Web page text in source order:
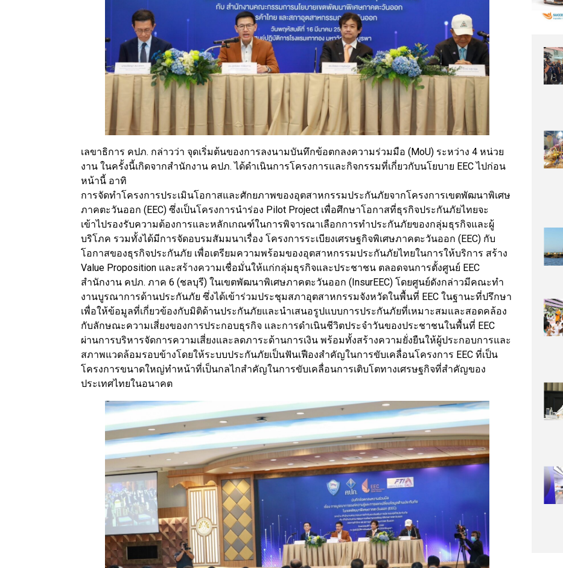
เลขาธิการ คปภ. กล่าวว่า จุดเริ่มต้นของการลงนามบันทึกข้อตกลงความร่วมมือ (MoU) ระหว่าง 4 หน่วย
งาน ในครั้งนี้เกิดจากสำนักงาน คปภ. ได้ดำเนินการโครงการและกิจกรรมที่เกี่ยวกับนโยบาย EEC ไปก่อน
หน้านี้ อาทิ
การจัดทำโครงการประเมินโอกาสและศักยภาพของอุตสาหกรรมประกันภัยจากโครงการเขตพัฒนาพิเศษ
ภาคตะวันออก (EEC) ซึ่งเป็นโครงการนำร่อง Pilot Project เพื่อศึกษาโอกาสที่ธุรกิจประกันภัยไทยจะ
เข้าไปรองรับความต้องการและหลักเกณฑ์ในการพิจารณาเลือกการทำประกันภัยของกลุ่มธุรกิจและผู้
บริโภค รวมทั้งได้มีการจัดอบรมสัมมนาเรื่อง โครงการระเบียงเศรษฐกิจพิเศษภาคตะวันออก (EEC) กับ
โอกาสของธุรกิจประกันภัย เพื่อเตรียมความพร้อมของอุตสาหกรรมประกันภัยไทยในการให้บริการ สร้าง
Value Proposition และสร้างความเชื่อมั่นให้แก่กลุ่มธุรกิจและประชาชน ตลอดจนการตั้งศูนย์ EEC
สำนักงาน คปภ. ภาค 6 (ชลบุรี) ในเขตพัฒนาพิเศษภาคตะวันออก (InsurEEC) โดยศูนย์ดังกล่าวมีคณะทำ
งานบูรณาการด้านประกันภัย ซึ่งได้เข้าร่วมประชุมสภาอุตสาหกรรมจังหวัดในพื้นที่ EEC ในฐานะที่ปรึกษา
เพื่อให้ข้อมูลที่เกี่ยวข้องกับมิติด้านประกันภัยและนำเสนอรูปแบบการประกันภัยที่เหมาะสมและสอดคล้อง
กับลักษณะความเสี่ยงของการประกอบธุรกิจ และการดำเนินชีวิตประจำวันของประชาชนในพื้นที่ EEC
ผ่านการบริหารจัดการความเสี่ยงและลดภาระด้านการเงิน พร้อมทั้งสร้างความยั่งยืนให้ผู้ประกอบการและ
สภาพแวดล้อมรอบข้างโดยให้ระบบประกันภัยเป็นฟันเฟืองสำคัญในการขับเคลื่อนโครงการ EEC ที่เป็น
โครงการขนาดใหญ่ทำหน้าที่เป็นกลไกสำคัญในการขับเคลื่อนการเติบโตทางเศรษฐกิจที่สำคัญของ
ประเทศไทยในอนาคต